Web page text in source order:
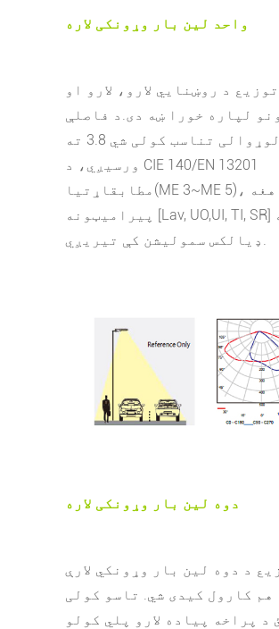
واحد لین بار وړونکی لاره
د روښنايي لارو، لارو او
لپاره خورا ښه دی. د فاصلې
لوړوالی تناسب کولی شي 3.8 ته
ورسیږي، د CIE 140/EN 13201
مطابق اړتیا(ME 3~ME 5)، هغه
پیرامیټونه [Lav, UO,UI, TI, SR] په
دوه لین بار وړونکی لاره
د دوه لین بار وړونکي لارې
هم کارول کیدی شي. تاسو کولی
د پراخه پیاده لارو پلي کولو